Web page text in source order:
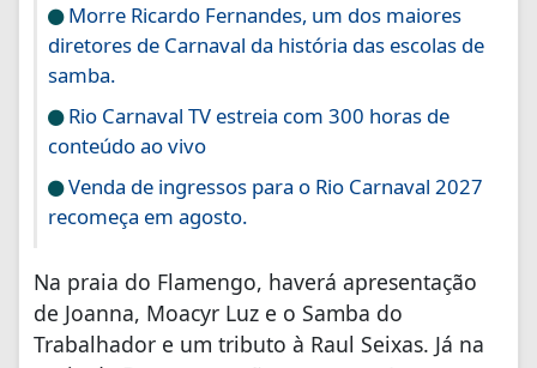
Morre Ricardo Fernandes, um dos maiores
diretores de Carnaval da história das escolas de
samba.
Rio Carnaval TV estreia com 300 horas de
conteúdo ao vivo
Venda de ingressos para o Rio Carnaval 2027
recomeça em agosto.
Na praia do Flamengo, haverá apresentação
de Joanna, Moacyr Luz e o Samba do
Trabalhador e um tributo à Raul Seixas. Já na